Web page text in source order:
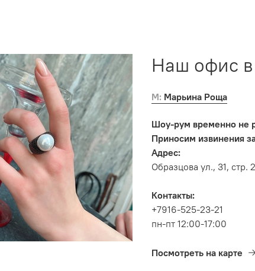
Наш офис
М: Марьина Роща
Шоу-рум временно не
Приносим извинения
Адрес:
Образцова ул., 31, стр. 2
Контакты:
+7916-525-23-21
пн-пт 12:00-17:00
Посмотреть на карте